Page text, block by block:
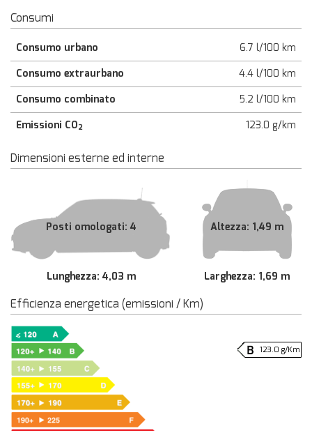
Consumi
Consumo urbano
6.7 l/100 km
Consumo extraurbano
4.4 l/100 km
Consumo combinato
5.2 l/100 km
Emissioni CO2 123.0 g/km
Dimensioni esterne ed interne
Posti omologati: 4
Lunghezza: 4,03 m
Altezza: 1,49 m
Larghezza: 1,69 m
Efficienza energetica (emissioni / Km)
123.0 g/Km